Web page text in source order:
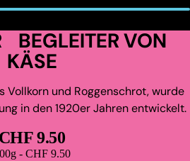
BEGLEITER VON
KÄSE
Vollkorn und Roggenschrot, wurde
in den 1920er Jahren entwickelt.
CHF 9.50
- CHF 9.50